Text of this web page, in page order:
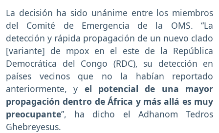
La decisión ha sido unánime entre los miembros
del Comité de Emergencia de la OMS. “La
detección y rápida propagación de un nuevo clado
[variante] de mpox en el este de la República
Democrática del Congo (RDC), su detección en
países vecinos que no la habían reportado
anteriormente, y el potencial de una mayor
propagación dentro de África y más allá es muy
preocupante”, ha dicho el Adhanom Tedros
Ghebreyesus.